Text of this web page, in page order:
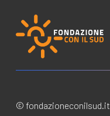
© fondazioneconilsud.it